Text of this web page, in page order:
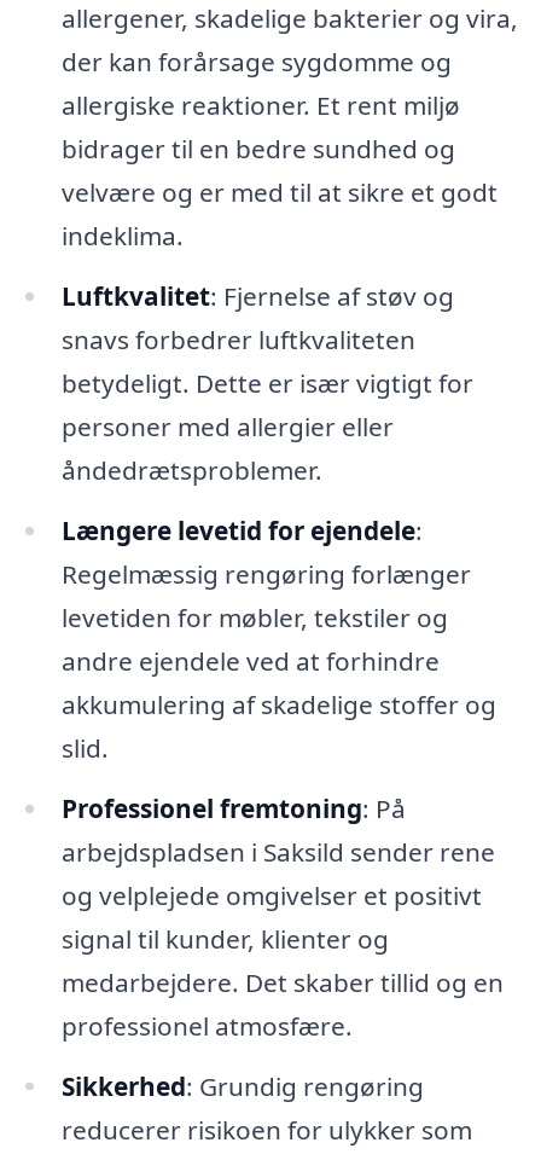
allergener, skadelige bakterier og vira,
der kan forårsage sygdomme og
allergiske reaktioner. Et rent miljø
bidrager til en bedre sundhed og
velvære og er med til at sikre et godt
indeklima.
Luftkvalitet: Fjernelse af støv og
snavs forbedrer luftkvaliteten
betydeligt. Dette er især vigtigt for
personer med allergier eller
åndedrætsproblemer.
Længere levetid for ejendele:
Regelmæssig rengøring forlænger
levetiden for møbler, tekstiler og
andre ejendele ved at forhindre
akkumulering af skadelige stoffer og
slid.
Professionel fremtoning: På
arbejdspladsen i Saksild sender rene
og velplejede omgivelser et positivt
signal til kunder, klienter og
medarbejdere. Det skaber tillid og en
professionel atmosfære.
Sikkerhed: Grundig rengøring
reducerer risikoen for ulykker som